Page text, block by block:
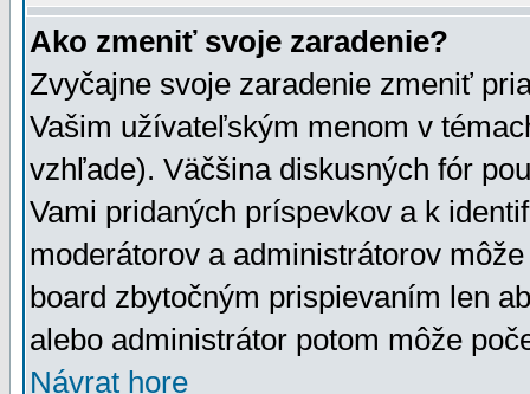
Ako zmeniť svoje zaradenie?
Zvyčajne svoje zaradenie zmeniť
Vašim užívateľským menom v
vzhľade). Väčšina diskusných fór
Vami pridaných príspevkov a k
moderátorov a administrátorov
board zbytočným prispievaním len
alebo administrátor potom môže
Návrat hore